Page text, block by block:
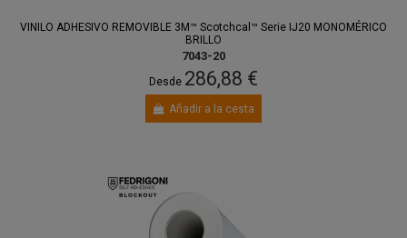
VINILO ADHESIVO REMOVIBLE 3M™ Scotchcal™ Serie IJ20 MONOMÉRICO
BRILLO
7043-20
Desde 286,88 €
Añadir a la cesta